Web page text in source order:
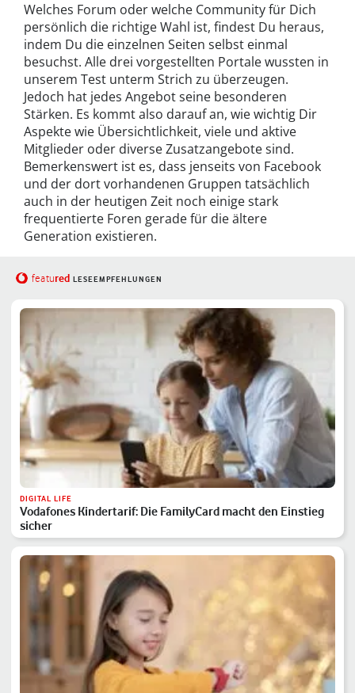
Welches Forum oder welche Community für Dich
persönlich die richtige Wahl ist, findest Du heraus,
indem Du die einzelnen Seiten selbst einmal
besuchst. Alle drei vorgestellten Portale wussten in
unserem Test unterm Strich zu überzeugen.
Jedoch hat jedes Angebot seine besonderen
Stärken. Es kommt also darauf an, wie wichtig Dir
Aspekte wie Übersichtlichkeit, viele und aktive
Mitglieder oder diverse Zusatzangebote sind.
Bemerkenswert ist es, dass jenseits von Facebook
und der dort vorhandenen Gruppen tatsächlich
auch in der heutigen Zeit noch einige stark
frequentierte Foren gerade für die ältere
Generation existieren.
featured LESEEMPFEHLUNGEN
DIGITAL LIFE
Vodafones Kindertarif: Die FamilyCard macht den Einstieg
sicher